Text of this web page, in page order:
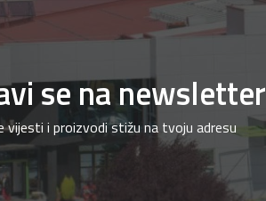
se na newsletter
vijesti i proizvodi stižu na tvoju adresu